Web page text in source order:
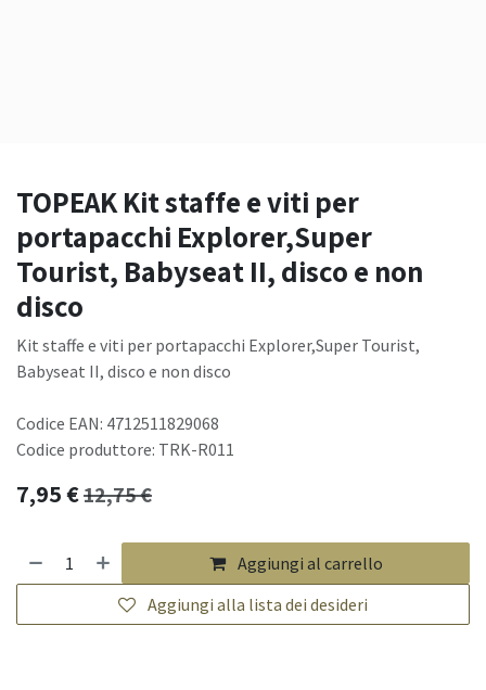
TOPEAK Kit staffe e viti per
portapacchi Explorer,Super
Tourist, Babyseat II, disco e non
disco
Kit staffe e viti per portapacchi Explorer,Super Tourist,
Babyseat II, disco e non disco
Codice EAN: 4712511829068
Codice produttore: TRK-R011
7,95€12,75€
Aggiungi al carrello
Aggiungi alla lista dei desideri